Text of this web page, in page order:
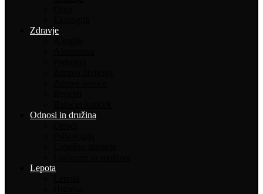
Zdravje
Odnosi in družina
Lepota